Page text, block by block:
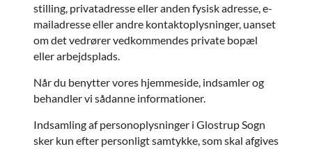
stilling, privatadresse eller anden fysisk adresse, e-
mailadresse eller andre kontaktoplysninger, uanset
om det vedrører vedkommendes private bopæl
eller arbejdsplads.
Når du benytter vores hjemmeside, indsamler og
behandler vi sådanne informationer.
Indsamling af personoplysninger i Glostrup Sogn
sker kun efter personligt samtykke, som skal afgives